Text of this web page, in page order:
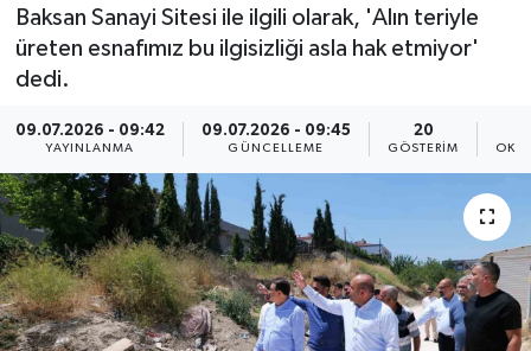
Baksan Sanayi Sitesi ile ilgili olarak, 'Alın teriyle
üreten esnafımız bu ilgisizliği asla hak etmiyor'
dedi.
09.07.2026 - 09:42
YAYINLANMA
09.07.2026 - 09:45
GÜNCELLEME
20
GÖSTERIM
Asayiş
Teknoloji
Tüm Manşetler
Son Dakika Haberleri
Haber Arşivi